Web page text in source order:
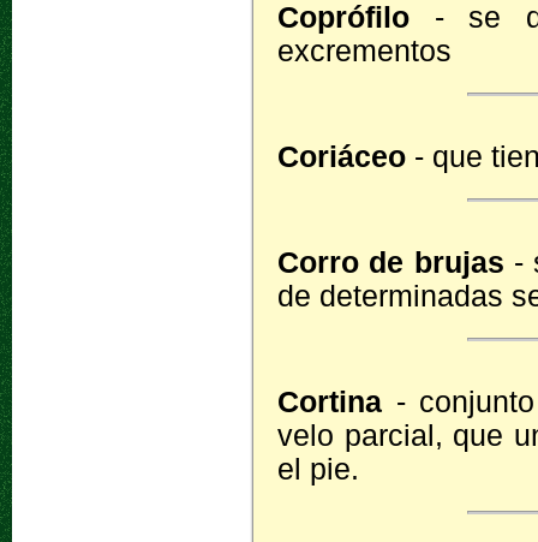
Coprófilo - se
excrementos
Coriáceo - que
Corro de brujas -
de determinadas
Cortina -
velo parcial, que
el pie.